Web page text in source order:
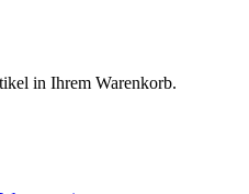
in Ihrem Warenkorb.